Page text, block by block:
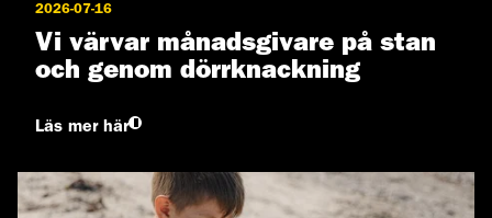
2026-07-16
Vi värvar månadsgivare på stan
och genom dörrknackning
Läs mer här